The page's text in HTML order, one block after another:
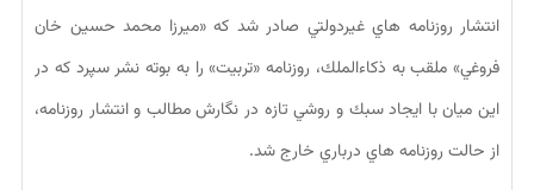
انتشار روزنامه هاي غيردولتي صادر شد كه «ميرزا محمد حسين خان
فروغي» ملقب به ذكاءالملك، روزنامه «تربيت» را به بوته نشر سپرد كه در
اين ميان با ايجاد سبك و روشي تازه در نگارش مطالب و انتشار روزنامه،
از حالت روزنامه هاي درباري خارج شد.